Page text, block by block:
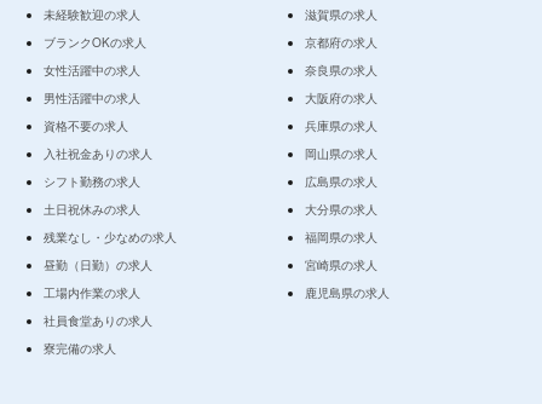
未経験歓迎の求人
ブランクOKの求人
女性活躍中の求人
男性活躍中の求人
資格不要の求人
入社祝金ありの求人
シフト勤務の求人
土日祝休みの求人
残業なし・少なめの求人
昼勤（日勤）の求人
工場内作業の求人
社員食堂ありの求人
寮完備の求人
滋賀県の求人
京都府の求人
奈良県の求人
大阪府の求人
兵庫県の求人
岡山県の求人
広島県の求人
大分県の求人
福岡県の求人
宮崎県の求人
鹿児島県の求人